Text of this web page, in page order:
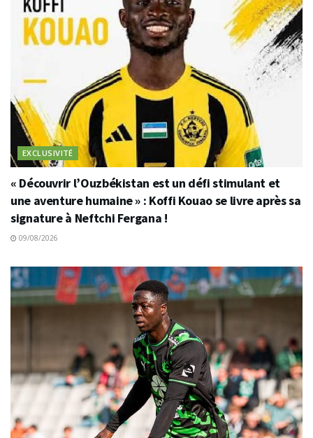
EXCLUSIVITÉ
« Découvrir l’Ouzbékistan est un défi stimulant et
une aventure humaine » : Koffi Kouao se livre après sa
signature à Neftchi Fergana !
09/08/2026